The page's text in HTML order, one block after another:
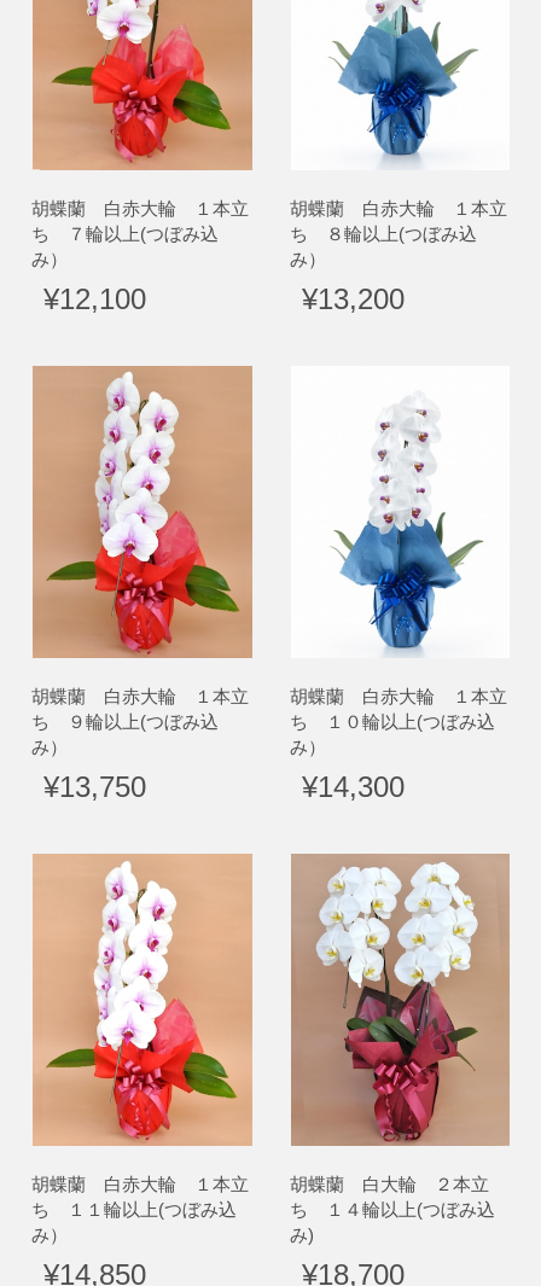
胡蝶蘭 白赤大輪 １本立
ち ７輪以上(つぼみ込
み）
¥12,100
胡蝶蘭 白赤大輪 １本立
ち ８輪以上(つぼみ込
み）
¥13,200
胡蝶蘭 白赤大輪 １本立
ち ９輪以上(つぼみ込
み）
¥13,750
胡蝶蘭 白赤大輪 １本立
ち １０輪以上(つぼみ込
み）
¥14,300
胡蝶蘭 白赤大輪 １本立
ち １１輪以上(つぼみ込
み）
¥14,850
胡蝶蘭 白大輪 ２本立
ち １４輪以上(つぼみ込
み)
¥18,700